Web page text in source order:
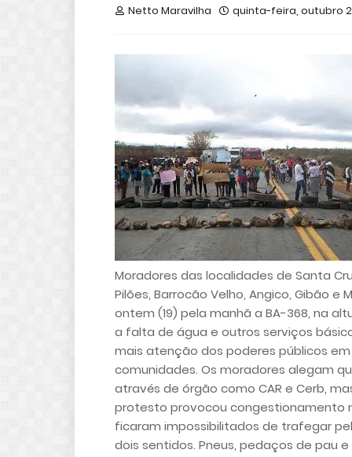
Netto Maravilha quinta-feira, outubro
Moradores das localidades de Santa
Pilões, Barrocão Velho, Angico, Gibão
ontem (19) pela manhã a BA-368, na
a falta de água e outros serviços
mais atenção dos poderes públicos
comunidades. Os moradores alegam
através de órgão como CAR e Cerb,
protesto provocou congestionamento
ficaram impossibilitados de trafegar
dois sentidos. Pneus, pedaços de pau